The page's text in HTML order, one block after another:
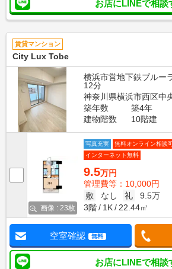
お店にLINEで相談
賃貸マンション
City Lux Tobe
横浜市営地下鉄ブルー
12分
神奈川県横浜市西区中
築年数
築4年
建物階数
10階建
画像 : 23枚
写真充実
無料オンライン相談
インターネット無料
9.5万円
管理費等：10,000円
敷
なし 礼
9.5万
3階
1K 22.44㎡
空室確認 無料
お店にLINEで相談